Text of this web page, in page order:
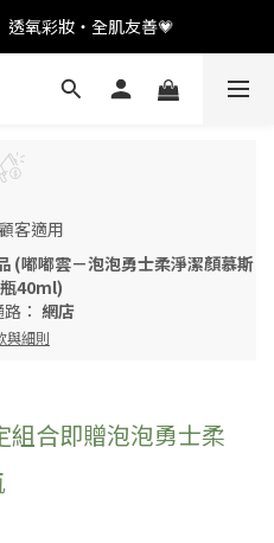
透氧彩妝・全肌友善💗
透氧彩妝・全肌友善💗
👤領取百元優惠
客適用
(嘟嘟雲－泡泡勇士柔淨潔顏慕斯
40ml)
： 網店
與細則
組合即贈泡泡勇士柔